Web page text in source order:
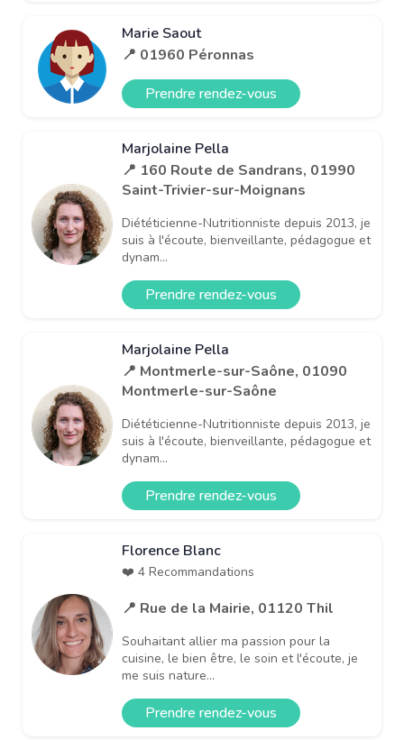
Marie Saout
📍 01960 Péronnas
Prendre rendez-vous
Marjolaine Pella
📍 160 Route de Sandrans, 01990
Saint-Trivier-sur-Moignans
Diététicienne-Nutritionniste depuis 2013, je
suis à l'écoute, bienveillante, pédagogue et
dynam...
Prendre rendez-vous
Marjolaine Pella
📍 Montmerle-sur-Saône, 01090
Montmerle-sur-Saône
Diététicienne-Nutritionniste depuis 2013, je
suis à l'écoute, bienveillante, pédagogue et
dynam...
Prendre rendez-vous
Florence Blanc
❤️ 4 Recommandations
📍 Rue de la Mairie, 01120 Thil
Souhaitant allier ma passion pour la
cuisine, le bien être, le soin et l'écoute, je
me suis nature...
Prendre rendez-vous